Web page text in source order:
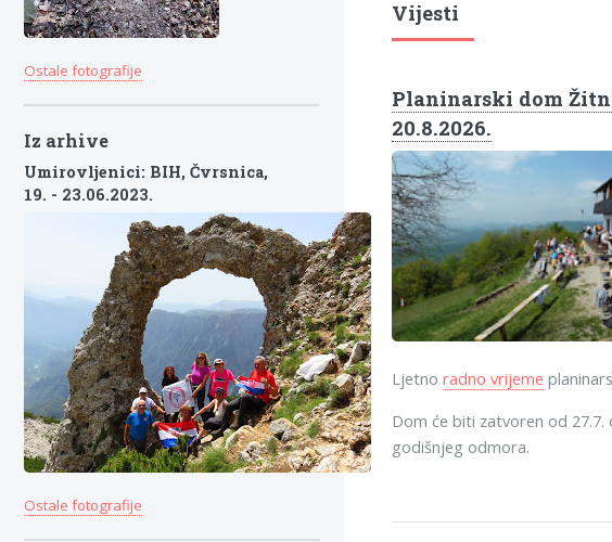
Vijesti
Planinarski dom
20.8.2026.
Ljetno radno vrijeme
Dom će biti zatvoren od 27.7.
godišnjeg odmora.
Ostale fotografije
Iz arhive
Umirovljenici: BIH, Čvrsnica,
19. - 23.06.2023.
Ostale fotografije